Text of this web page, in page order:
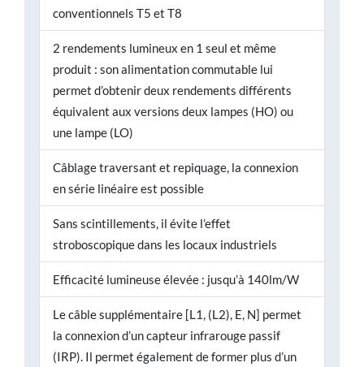
conventionnels T5 et T8
2 rendements lumineux en 1 seul et même
produit : son alimentation commutable lui
permet d’obtenir deux rendements différents
équivalent aux versions deux lampes (HO) ou
une lampe (LO)
Câblage traversant et repiquage, la connexion
en série linéaire est possible
Sans scintillements, il évite l’effet
stroboscopique dans les locaux industriels
Efficacité lumineuse élevée : jusqu’à 140lm/W
Le câble supplémentaire [L1, (L2), E, N] permet
la connexion d’un capteur infrarouge passif
(IRP). Il permet également de former plus d’un